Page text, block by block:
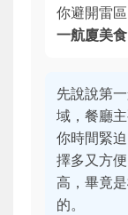
你避開雷
一航廈美食
先說說第
域，餐廳
你時間緊
擇多又方
高，畢竟
的。